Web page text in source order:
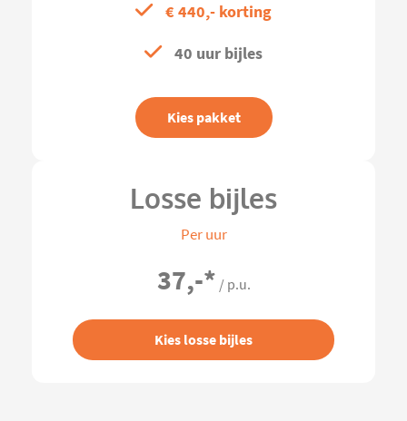
€ 440,- korting
40 uur bijles
Kies pakket
Losse bijles
Per uur
37,-* / p.u.
Kies losse bijles